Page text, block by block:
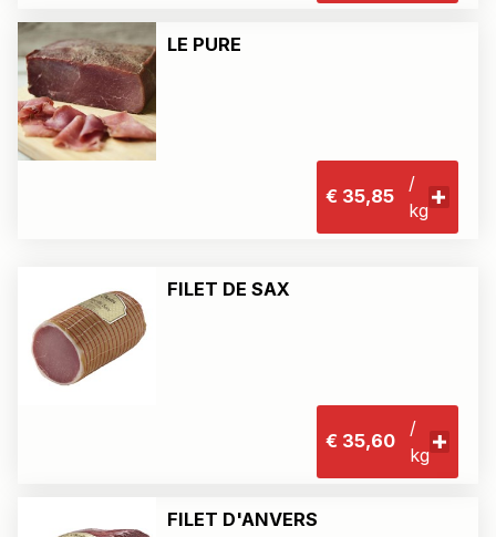
LE PURE
€ 35,85
/
kg
FILET DE SAX
€ 35,60
/
kg
FILET D'ANVERS